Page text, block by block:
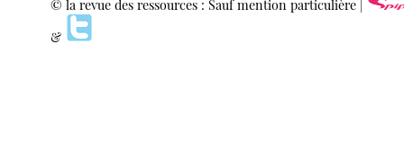
© la revue des ressources : Sauf mention particulière |
&